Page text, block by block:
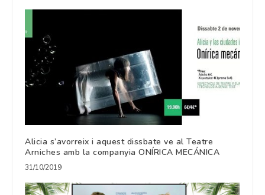
Alicia s’avorreix i aquest dissbate ve al Teatre
Arniches amb la companyia ONÍRICA MECÁNICA
31/10/2019